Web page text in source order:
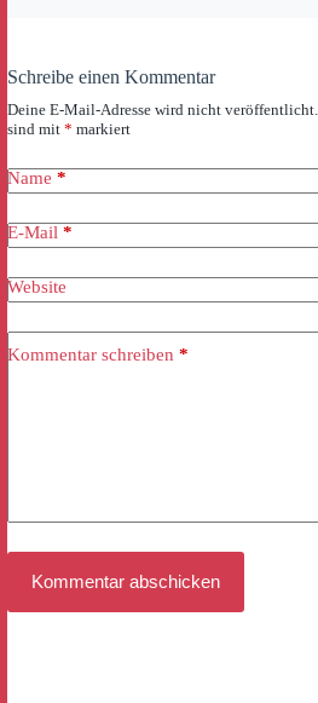
Schreibe einen Kommentar
Deine E-Mail-Adresse wird nicht veröffentlicht.
sind mit * markiert
Name *
E-Mail *
Website
Kommentar schreiben *
Kommentar abschicken